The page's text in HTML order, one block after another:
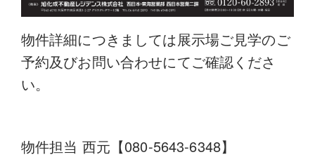
物件詳細につきましては展示場ご見学のご
予約及びお問い合わせにてご確認くださ
い。
物件担当 西元【080-5643-6348】